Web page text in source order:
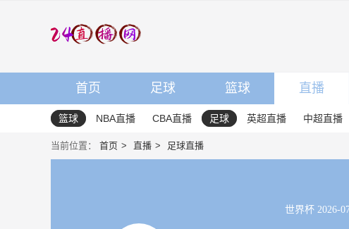
首页 足球 篮球 直播
篮球 NBA直播 CBA直播 足球 英超直播 中超直播
当前位置： 首页 直播 足球直播
世界杯 2026-